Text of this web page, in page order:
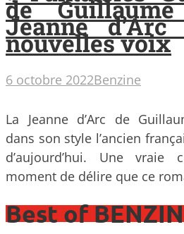
de
Jeanne
nouvelles voix
6 octobre 2022Benzine
La Jeanne d’Arc de
dans son style l’ancien
d’aujourd’hui. Une
moment de délire que ce
Best of